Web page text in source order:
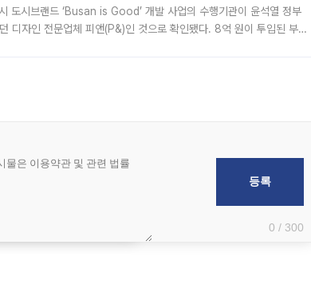
도시브랜드 ‘Busan is Good’ 개발 사업의 수행기관이 윤석열 정부
디자인 전문업체 피앤(P&)인 것으로 확인됐다. 8억 원이 투입된 부산
0 / 300